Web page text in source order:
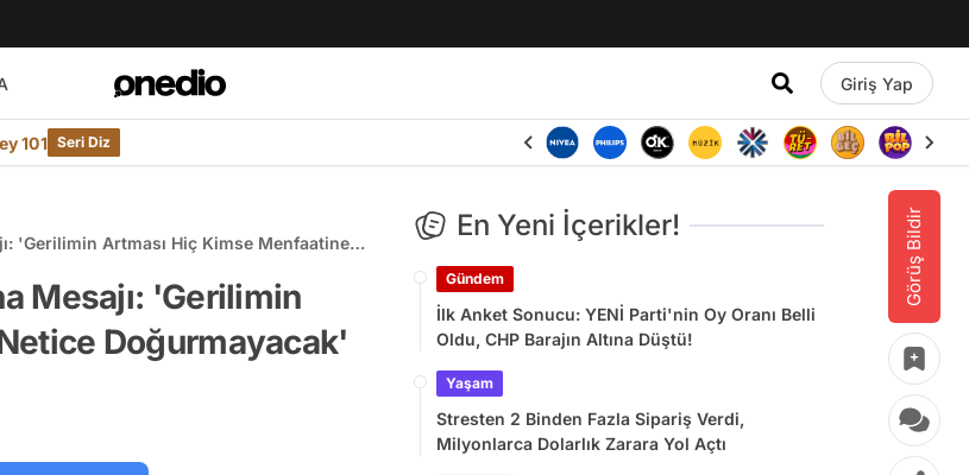
Giriş Yap
101 Seri Diz
Görüş Bildir
'Gerilimin Artması Hiç Kimse Menfaatine
Mesajı: 'Gerilimin
Doğurmayacak'
En Yeni İçerikler!
Gündem
İlk Anket Sonucu: YENİ Parti'nin Oy Oranı Belli
Oldu, CHP Barajın Altına Düştü!
Yaşam
Stresten 2 Binden Fazla Sipariş Verdi,
Milyonlarca Dolarlık Zarara Yol Açtı